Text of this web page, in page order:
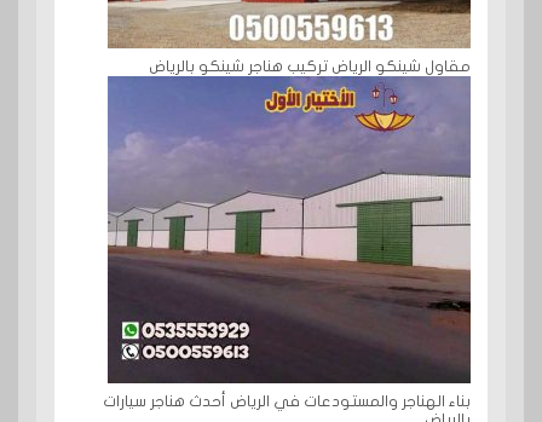
مقاول شينكو الرياض تركيب هناجر شينكو بالرياض
بناء الهناجر والمستودعات في الرياض أحدث هناجر سيارات